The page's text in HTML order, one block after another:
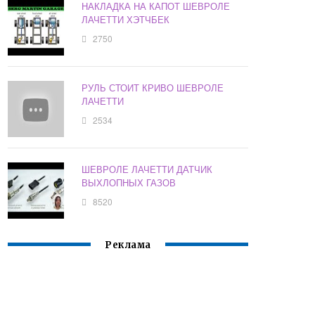
НАКЛАДКА НА КАПОТ ШЕВРОЛЕ
ЛАЧЕТТИ ХЭТЧБЕК
2750
РУЛЬ СТОИТ КРИВО ШЕВРОЛЕ
ЛАЧЕТТИ
2534
ШЕВРОЛЕ ЛАЧЕТТИ ДАТЧИК
ВЫХЛОПНЫХ ГАЗОВ
8520
Реклама